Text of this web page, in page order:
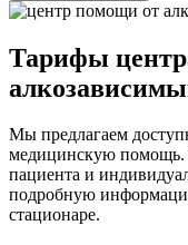
Тарифы
Мы предлагаем
медицинскую помощь.
пациента и
подробную
стационаре.